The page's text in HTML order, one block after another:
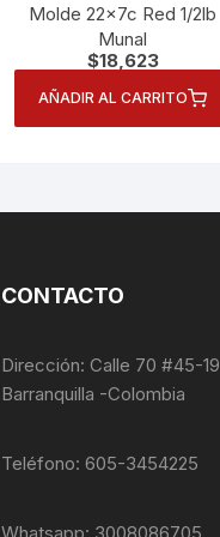
Molde 22x7c Red 1/2lb
Munal
$18,623
AÑADIR AL CARRITO
CONTACTO
Dirección: Calle 70 #45-19
Barranquilla -Colombia
Teléfono: 605-3454225